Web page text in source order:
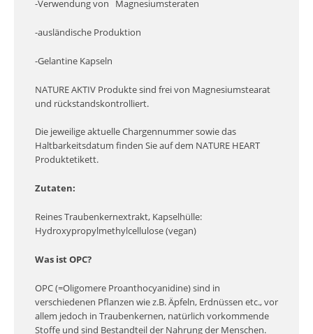
-Verwendung von Magnesiumsteraten
-ausländische Produktion
-Gelantine Kapseln
NATURE AKTIV Produkte sind frei von Magnesiumstearat
und rückstandskontrolliert.
Die jeweilige aktuelle Chargennummer sowie das
Haltbarkeitsdatum finden Sie auf dem NATURE HEART
Produktetikett.
Zutaten:
Reines Traubenkernextrakt, Kapselhülle:
Hydroxypropylmethylcellulose (vegan)
Was ist OPC?
OPC (=Oligomere Proanthocyanidine) sind in
verschiedenen Pflanzen wie z.B. Äpfeln, Erdnüssen etc., vor
allem jedoch in Traubenkernen, natürlich vorkommende
Stoffe und sind Bestandteil der Nahrung der Menschen.